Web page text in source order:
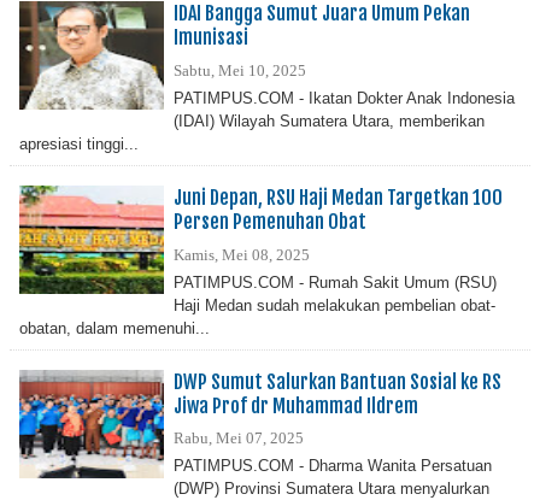
IDAI Bangga Sumut Juara Umum Pekan
Imunisasi
Sabtu, Mei 10, 2025
PATIMPUS.COM - Ikatan Dokter Anak Indonesia
(IDAI) Wilayah Sumatera Utara, memberikan
apresiasi tinggi...
Juni Depan, RSU Haji Medan Targetkan 100
Persen Pemenuhan Obat
Kamis, Mei 08, 2025
PATIMPUS.COM - Rumah Sakit Umum (RSU)
Haji Medan sudah melakukan pembelian obat-
obatan, dalam memenuhi...
DWP Sumut Salurkan Bantuan Sosial ke RS
Jiwa Prof dr Muhammad Ildrem
Rabu, Mei 07, 2025
PATIMPUS.COM - Dharma Wanita Persatuan
(DWP) Provinsi Sumatera Utara menyalurkan